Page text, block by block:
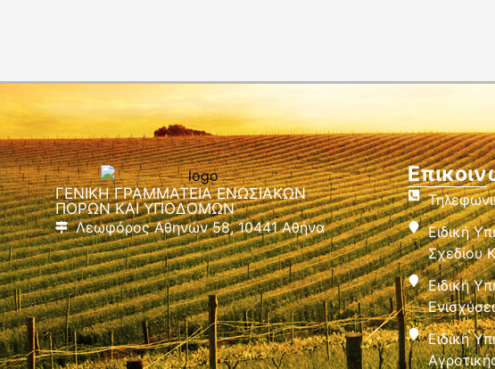
ΓΕΝΙΚΗ ΓΡΑΜΜΑΤΕΙΑ ΕΝΩΣΙΑΚΩΝ
ΠΟΡΩΝ ΚΑΙ ΥΠΟΔΟΜΩΝ
Λεωφόρος Αθηνών 58, 10441 Αθήνα
Ειδική
Σχεδίου
Ειδική
Ειδική